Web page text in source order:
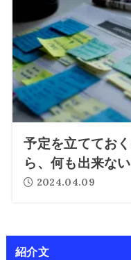
予定を立ててお
ら、何も出来ない
2024.04.09
紹介文